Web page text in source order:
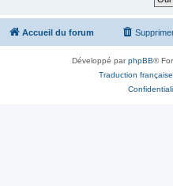
Accueil du forum
Développé parphpBB®
Traduction